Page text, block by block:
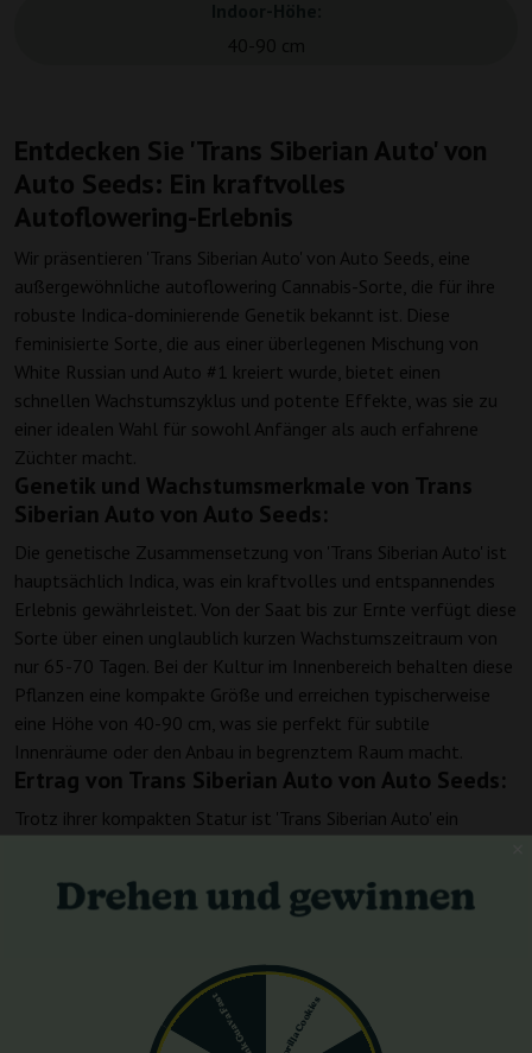
Entdecken Sie 'Trans Siberian Auto' von
Auto Seeds: Ein kraftvolles
Autoflowering-Erlebnis
Wir präsentieren 'Trans Siberian Auto' von Auto Seeds, eine
außergewöhnliche autoflowering Cannabis-Sorte, die für ihre
robuste Indica-dominierende Genetik bekannt ist. Diese
feminisierte Sorte, die aus einer überlegenen Mischung von
White Russian und Auto #1 kreiert wurde, bietet einen
schnellen Wachstumszyklus und potente Effekte, was sie zu
einer idealen Wahl für sowohl Anfänger als auch erfahrene
Züchter macht.
Genetik und Wachstumsmerkmale von Trans
Siberian Auto von Auto Seeds:
Die genetische Zusammensetzung von 'Trans Siberian Auto' ist
hauptsächlich Indica, was ein kraftvolles und entspannendes
Erlebnis gewährleistet. Von der Saat bis zur Ernte verfügt diese
Sorte über einen unglaublich kurzen Wachstumszeitraum von
nur 65-70 Tagen. Bei der Kultur im Innenbereich behalten diese
Pflanzen eine kompakte Größe und erreichen typischerweise
eine Höhe von 40-90 cm, was sie perfekt für subtile
Innenräume oder den Anbau in begrenztem Raum macht.
Ertrag von Trans Siberian Auto von Auto Seeds:
Trotz ihrer kompakten Statur ist 'Trans Siberian Auto' ein
Züchter mit üppigen Ernten von 400-500 g/m² rechnen. Dieser
beträchtliche Ertrag ist sowohl für private Züchter, die eine
Züchter, die ihre Produktion maximieren möchten, äußerst
THC- und CBD-Gehalt von Trans Siberian Auto
von Auto Seeds:
Gorilla Cookies
Pink Guava Fast